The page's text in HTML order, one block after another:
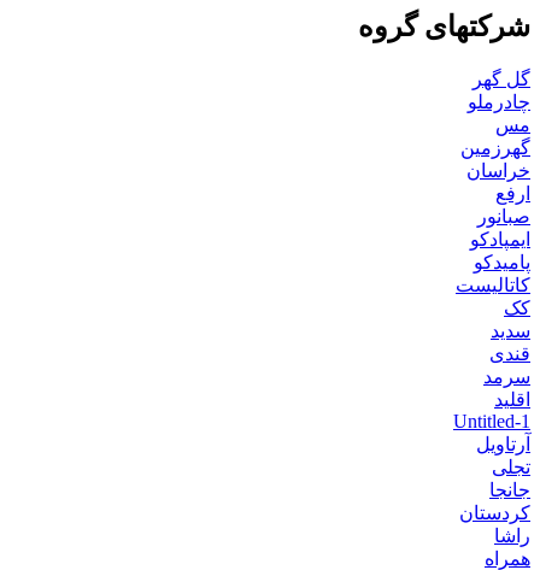
شرکتهای گروه
گل گهر
چادرملو
مس
گهرزمین
خراسان
ارفع
صبانور
ایمپادکو
پامیدکو
کاتالیست
کک
سدید
قندی
سرمد
اقلید
Untitled-1
آرتاویل
تجلی
جانجا
کردستان
راشا
همراه